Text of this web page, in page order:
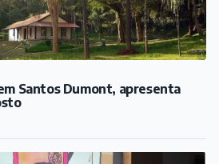
Santos Dumont, apresenta